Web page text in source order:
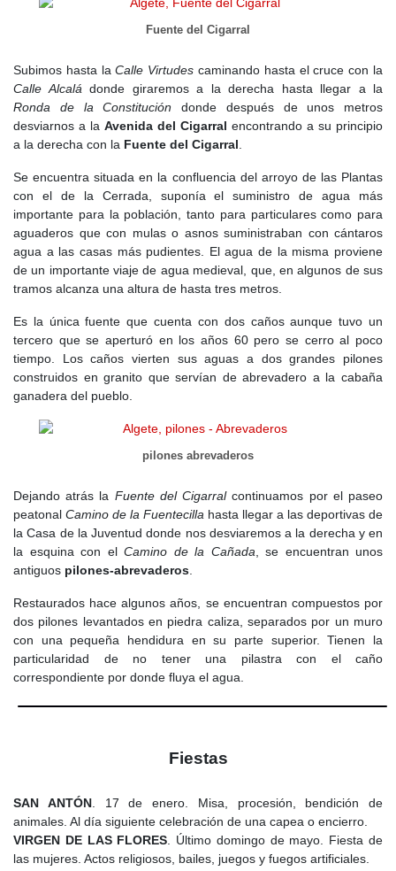
Fuente del Cigarral
Subimos hasta laCalle Virtudes caminando hasta el cruce con la
Calle Alcaládonde giraremos a la derecha hasta llegar a la
Ronda de la Constitución donde después de unos metros
desviarnos a la Avenida del Cigarral encontrando a su principio
a la derecha con la Fuente del Cigarral.
Se encuentra situada en la confluencia del arroyo de las Plantas
con el de la Cerrada, suponía el suministro de agua más
importante para la población, tanto para particulares como para
aguaderos que con mulas o asnos suministraban con cántaros
agua a las casas más pudientes. El agua de la misma proviene
de un importante viaje de agua medieval, que, en algunos de sus
tramos alcanza una altura de hasta tres metros.
Es la única fuente que cuenta con dos caños aunque tuvo un
tercero que se aperturó en los años 60 pero se cerro al poco
tiempo. Los caños vierten sus aguas a dos grandes pilones
construidos en granito que servían de abrevadero a la cabaña
ganadera del pueblo.
pilones abrevaderos
Dejando atrás la Fuente del Cigarralcontinuamos por el paseo
peatonal Camino de la Fuentecilla hasta llegar a las deportivas de
la Casa de la Juventud donde nos desviaremos a la derecha y en
la esquina con el Camino de la Cañada, se encuentran unos
antiguos pilones-abrevaderos.
Restaurados hace algunos años, se encuentran compuestos por
dos pilones levantados en piedra caliza, separados por un muro
con una pequeña hendidura en su parte superior. Tienen la
particularidad de no tener una pilastra con el caño
correspondiente por donde fluya el agua.
Fiestas
SAN ANTÓN. 17 de enero. Misa, procesión, bendición de
animales. Al día siguiente celebración de una capea o encierro.
VIRGEN DE LAS FLORES . Último domingo de mayo. Fiesta de
las mujeres. Actos religiosos, bailes, juegos y fuegos artificiales.